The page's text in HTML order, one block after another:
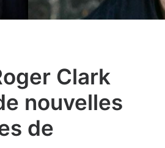
Clark
nouvelles
de